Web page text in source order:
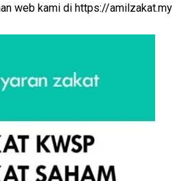
web kami di https://amilzakat.my